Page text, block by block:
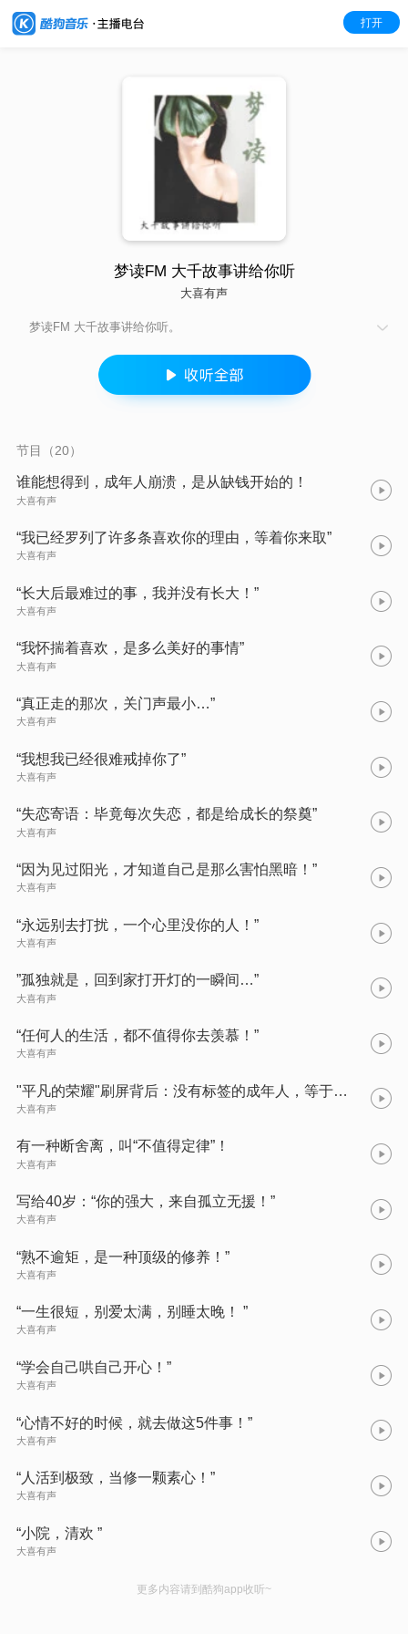
打开
梦读FM 大千故事讲给你听
大喜有声
梦读FM 大千故事讲给你听。
节目（20）
谁能想得到，成年人崩溃，是从缺钱开始的！
大喜有声
“我已经罗列了许多条喜欢你的理由，等着你来取”
大喜有声
“长大后最难过的事，我并没有长大！”
大喜有声
“我怀揣着喜欢，是多么美好的事情”
大喜有声
“真正走的那次，关门声最小…”
大喜有声
“我想我已经很难戒掉你了”
大喜有声
“失恋寄语：毕竟每次失恋，都是给成长的祭奠”
大喜有声
“因为见过阳光，才知道自己是那么害怕黑暗！”
大喜有声
“永远别去打扰，一个心里没你的人！”
大喜有声
”孤独就是，回到家打开灯的一瞬间…”
大喜有声
“任何人的生活，都不值得你去羡慕！”
大喜有声
"平凡的荣耀"刷屏背后：没有标签的成年人，等于在“裸奔”！
大喜有声
有一种断舍离，叫“不值得定律”！
大喜有声
写给40岁：“你的强大，来自孤立无援！”
大喜有声
“熟不逾矩，是一种顶级的修养！”
大喜有声
“一生很短，别爱太满，别睡太晚！ ”
大喜有声
“学会自己哄自己开心！”
大喜有声
“心情不好的时候，就去做这5件事！”
大喜有声
“人活到极致，当修一颗素心！”
大喜有声
“小院，清欢 ”
大喜有声
更多内容请到酷狗app收听~